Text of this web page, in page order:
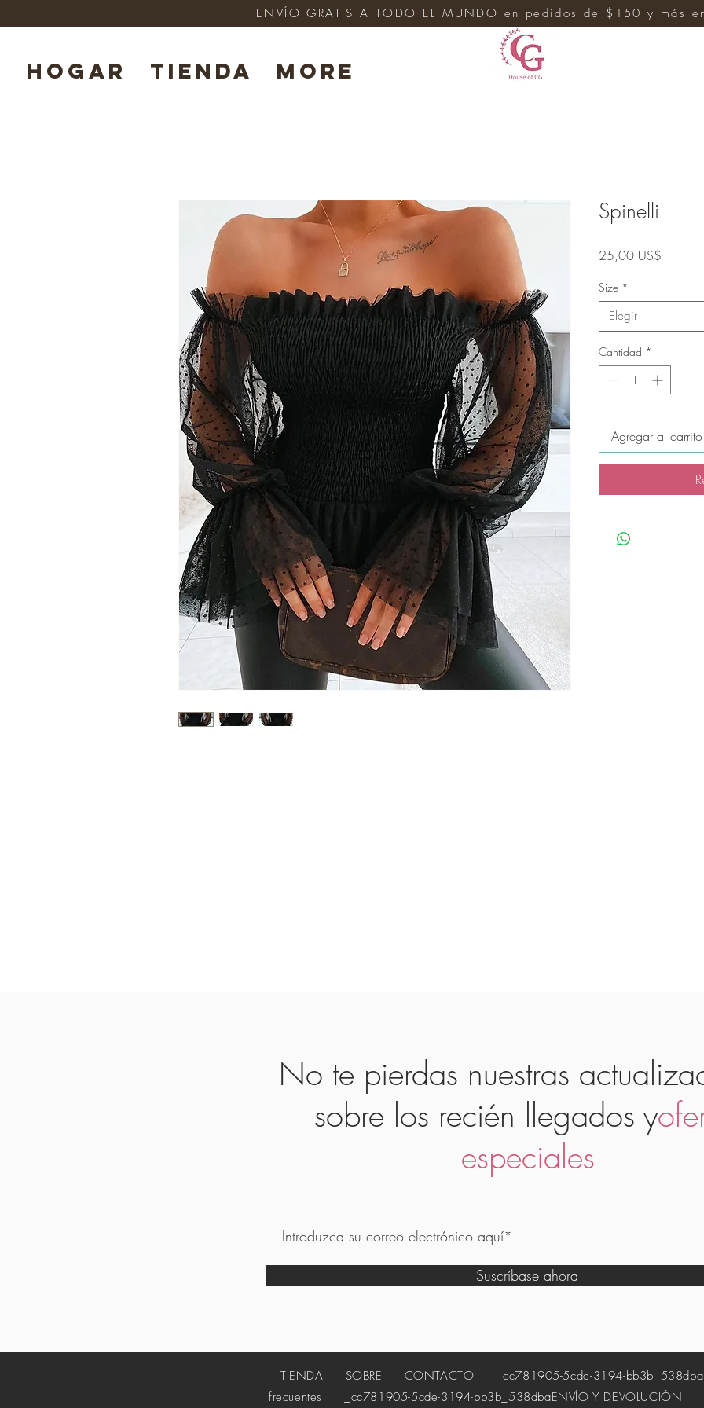
HOGAR TIENDA More
ENVÍO GRATIS A TODO EL MUNDO en pedidos de $150 y más
Spinelli
25,00 US$
Size *
Elegir
Cantidad *
Agregar al carrito
No te pierdas nuestras
sobre los recién llegados y
especiales
Suscríbase ahora
TIENDA SOBRE CONTACTO _cc781905-5cde-3194-bb3b_538dba
frecuentes
_cc781905-5cde-3194-bb3b_538dbaENVÍO Y DEVOLUCIÓN